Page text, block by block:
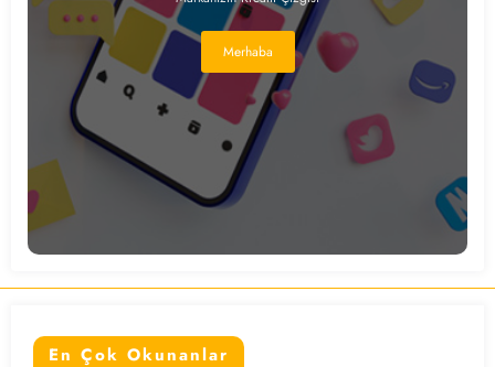
Merhaba
En Çok Okunanlar